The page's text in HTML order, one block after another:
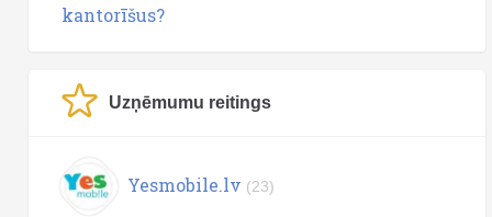
kantorīšus?
Uzņēmumu reitings
Yesmobile.lv (23)